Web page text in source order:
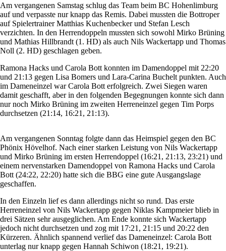
Am vergangenen Samstag schlug das Team beim BC Hohenlimburg
auf und verpasste nur knapp das Remis. Dabei mussten die Bottroper
auf Spielertrainer Matthias Kuchenbecker und Stefan Lesch
verzichten. In den Herrendoppeln mussten sich sowohl Mirko Brüning
und Mathias Hillbrandt (1. HD) als auch Nils Wackertapp und Thomas
Noll (2. HD) geschlagen geben.
Ramona Hacks und Carola Bott konnten im Damendoppel mit 22:20
und 21:13 gegen Lisa Bomers und Lara-Carina Buchelt punkten. Auch
im Dameneinzel war Carola Bott erfolgreich. Zwei Siegen waren
damit geschafft, aber in den folgenden Begegnungen konnte sich dann
nur noch Mirko Brüning im zweiten Herreneinzel gegen Tim Porps
durchsetzen (21:14, 16:21, 21:13).
Am vergangenen Sonntag folgte dann das Heimspiel gegen den BC
Phönix Hövelhof. Nach einer starken Leistung von Nils Wackertapp
und Mirko Brüning im ersten Herrendoppel (16:21, 21:13, 23:21) und
einem nervenstarken Damendoppel von Ramona Hacks und Carola
Bott (24:22, 22:20) hatte sich die BBG eine gute Ausgangslage
geschaffen.
In den Einzeln lief es dann allerdings nicht so rund. Das erste
Herreneinzel von Nils Wackertapp gegen Niklas Kampmeier blieb in
drei Sätzen sehr ausgeglichen. Am Ende konnte sich Wackertapp
jedoch nicht durchsetzen und zog mit 17:21, 21:15 und 20:22 den
Kürzeren. Ähnlich spannend verlief das Dameneinzel: Carola Bott
unterlag nur knapp gegen Hannah Schiwon (18:21, 19:21).